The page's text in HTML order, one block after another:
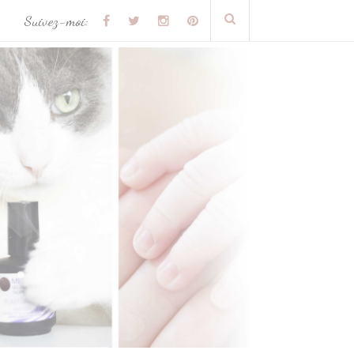
Suivez-moi: